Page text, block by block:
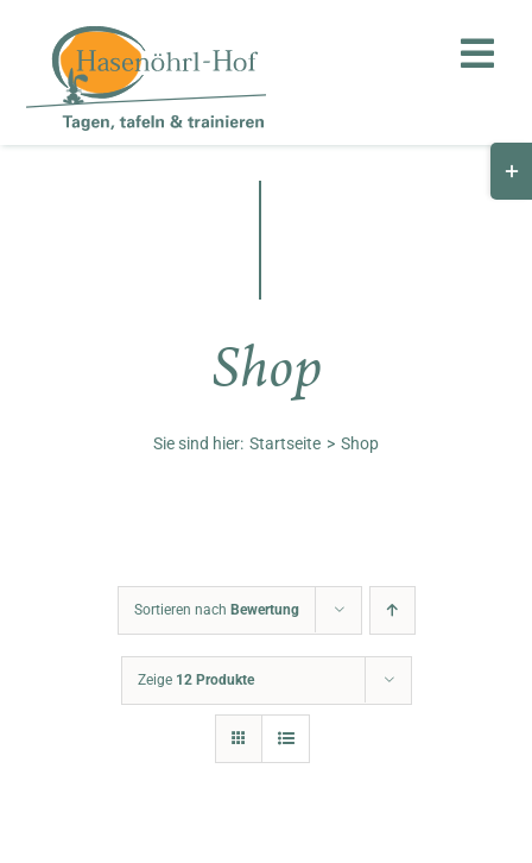
springen
Unternehmen
Shop
Sie sind hier: Startseite Shop
Sortieren nach Bewertung
Zeige 12 Produkte